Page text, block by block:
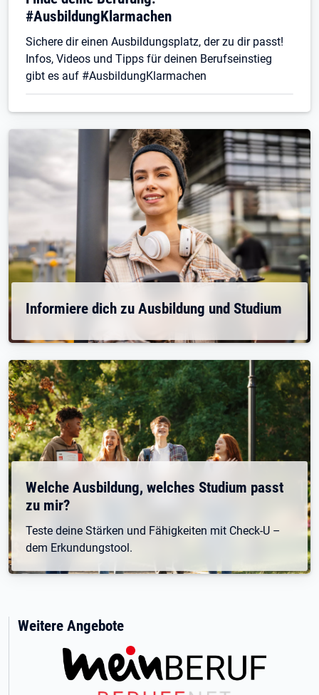
#AusbildungKlarmachen
Sichere dir einen Ausbildungsplatz, der zu dir passt!
Infos, Videos und Tipps für deinen Berufseinstieg
gibt es auf #AusbildungKlarmachen
Informiere dich zu Ausbildung und Studium
Welche Ausbildung, welches Studium passt
zu mir?
Teste deine Stärken und Fähigkeiten mit Check-U –
dem Erkundungstool.
Weitere Angebote